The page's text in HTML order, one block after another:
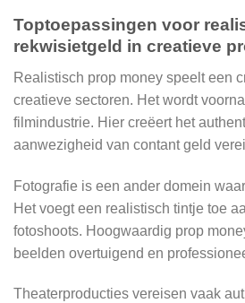
Toptoepassingen voor
rekwisietgeld in creatieve
Realistisch prop money speelt een
creatieve sectoren. Het wordt
filmindustrie. Hier creëert het
aanwezigheid van contant geld
Fotografie is een ander domein
Het voegt een realistisch tintje toe
fotoshoots. Hoogwaardig prop
beelden overtuigend en
Theaterproducties vereisen vaak